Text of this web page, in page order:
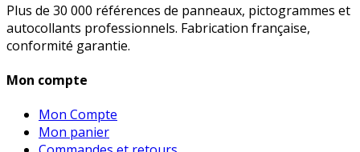
Plus de 30 000 références de panneaux, pictogrammes et
autocollants professionnels. Fabrication française,
conformité garantie.
Mon compte
Mon Compte
Mon panier